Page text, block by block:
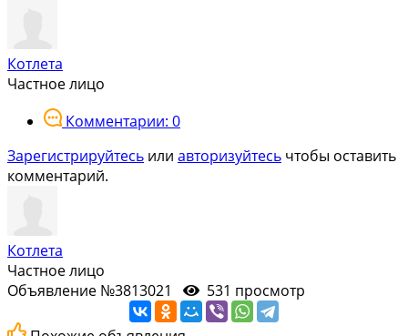
Котлета
Частное лицо
Комментарии: 0
Зарегистрируйтесь или авторизуйтесь чтобы оставить
комментарий.
Котлета
Частное лицо
Объявление №3813021
531 просмотр